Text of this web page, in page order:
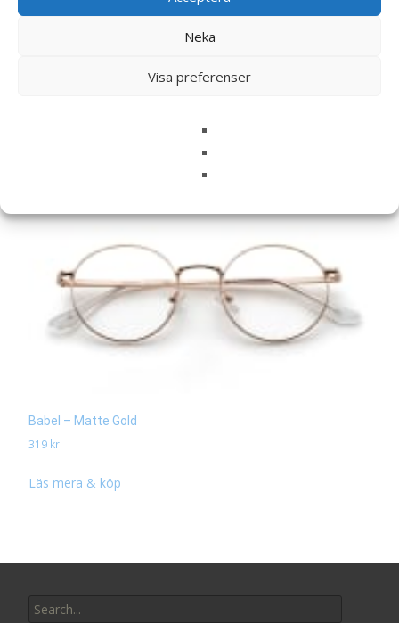
Neka
Visa preferenser
kommentar.
Babel – Matte Gold
319 kr
Läs mera & köp
for: